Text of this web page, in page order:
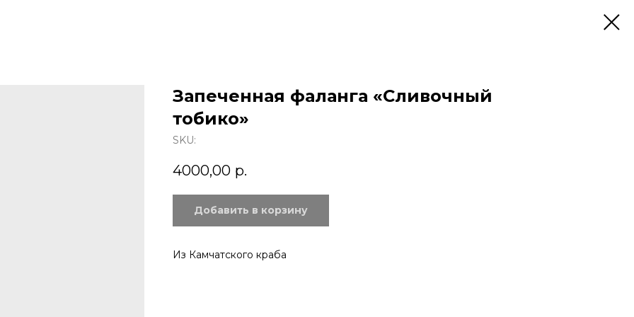
Запеченная фаланга «Сливочный
тобико»
SKU:
4000,00 р.
Добавить в корзину
Из Камчатского краба